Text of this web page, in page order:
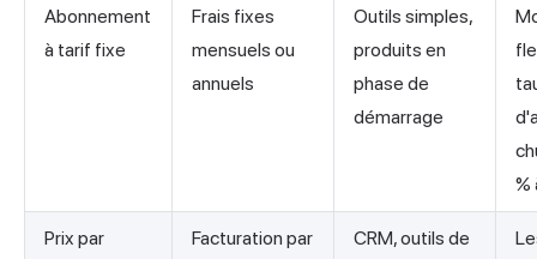
Abonnement
à tarif fixe
Frais fixes
mensuels ou
annuels
Outils simples,
produits en
phase de
démarrage
%
Prix par
Facturation par
CRM, outils de